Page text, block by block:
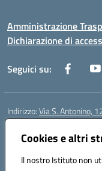
Cookies e altri
Il nostro Istituto non
Amministrazione
Dichiarazione di
Seguici su:
Indirizzo:Via S. Antonino,
Centralino:
Posta elettronica
Codice fiscale: